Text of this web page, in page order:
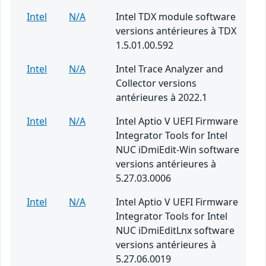
Intel
N/A
Intel TDX module software
versions antérieures à TDX
1.5.01.00.592
Intel
N/A
Intel Trace Analyzer and
Collector versions
antérieures à 2022.1
Intel
N/A
Intel Aptio V UEFI Firmware
Integrator Tools for Intel
NUC iDmiEdit-Win software
versions antérieures à
5.27.03.0006
Intel
N/A
Intel Aptio V UEFI Firmware
Integrator Tools for Intel
NUC iDmiEditLnx software
versions antérieures à
5.27.06.0019